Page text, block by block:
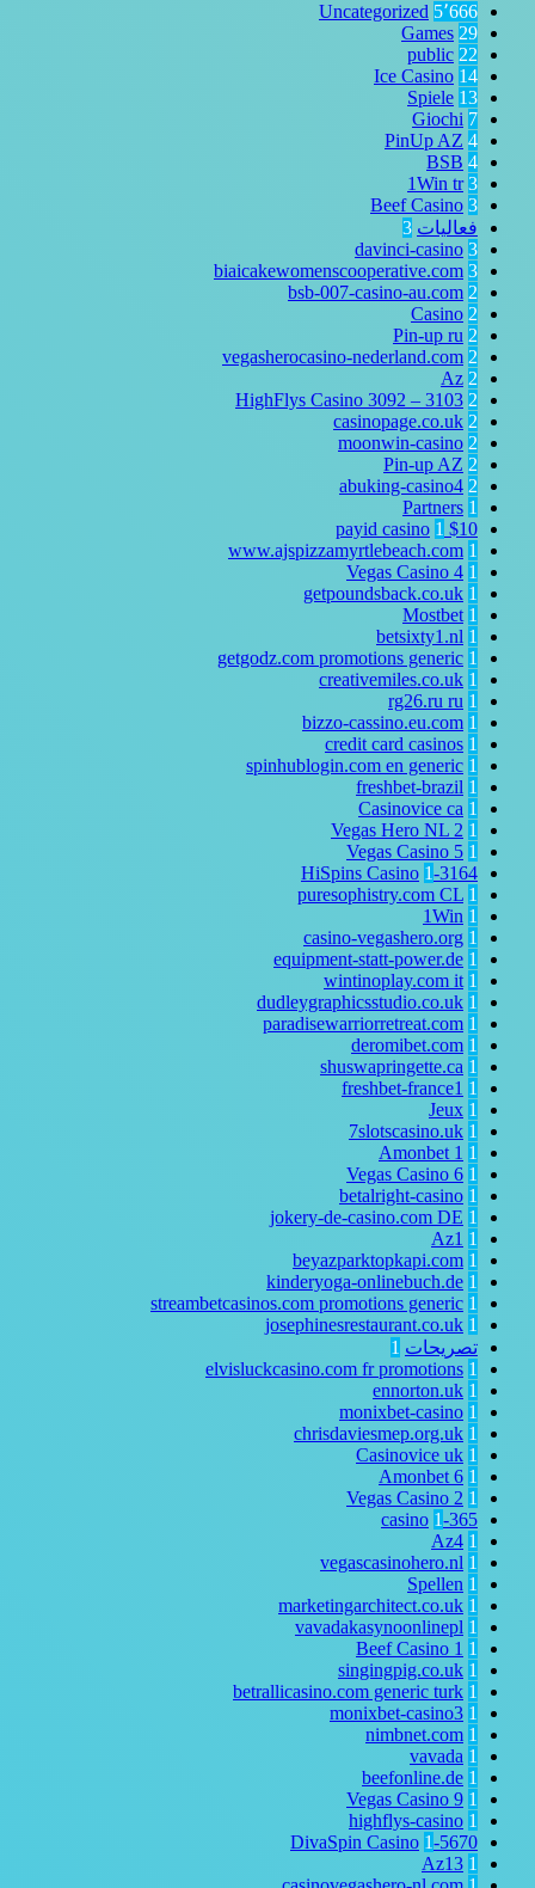
Uncategorized 5٬666
Games 29
public 22
Ice Casino 14
Spiele 13
Giochi 7
PinUp AZ 4
BSB 4
1Win tr 3
Beef Casino 3
فعاليات 3
davinci-casino 3
biaicakewomenscooperative.com 3
bsb-007-casino-au.com 2
Casino 2
Pin-up ru 2
vegasherocasino-nederland.com 2
Az 2
HighFlys Casino 3092 – 3103 2
casinopage.co.uk 2
moonwin-casino 2
Pin-up AZ 2
abuking-casino4 2
Partners 1
$10 payid casino
1
www.ajspizzamyrtlebeach.com 1
Vegas Casino 4 1
getpoundsback.co.uk 1
Mostbet 1
betsixty1.nl 1
getgodz.com promotions generic 1
creativemiles.co.uk 1
rg26.ru ru 1
bizzo-cassino.eu.com 1
credit card casinos 1
spinhublogin.com en generic 1
freshbet-brazil 1
Casinovice ca 1
Vegas Hero NL 2 1
Vegas Casino 5 1
3164-HiSpins Casino
1
puresophistry.com CL 1
1Win 1
casino-vegashero.org 1
equipment-statt-power.de 1
wintinoplay.com it 1
dudleygraphicsstudio.co.uk 1
paradisewarriorretreat.com 1
deromibet.com 1
shuswapringette.ca 1
freshbet-france1 1
Jeux 1
7slotscasino.uk 1
Amonbet 1 1
Vegas Casino 6 1
betalright-casino 1
jokery-de-casino.com DE 1
Az1 1
beyazparktopkapi.com 1
kinderyoga-onlinebuch.de 1
streambetcasinos.com promotions generic 1
josephinesrestaurant.co.uk 1
تصريحات 1
elvisluckcasino.com fr promotions 1
ennorton.uk 1
monixbet-casino 1
chrisdaviesmep.org.uk 1
Casinovice uk 1
Amonbet 6 1
Vegas Casino 2 1
365-casino
1
Az4 1
vegascasinohero.nl 1
Spellen 1
marketingarchitect.co.uk 1
vavadakasynoonlinepl 1
Beef Casino 1 1
singingpig.co.uk 1
betrallicasino.com generic turk 1
monixbet-casino3 1
nimbnet.com 1
vavada 1
beefonline.de 1
Vegas Casino 9 1
highflys-casino 1
5670-DivaSpin Casino
1
Az13 1